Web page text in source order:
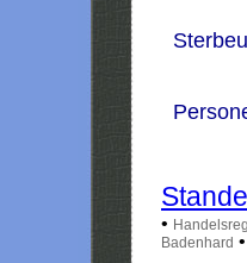
•
Badenhard •